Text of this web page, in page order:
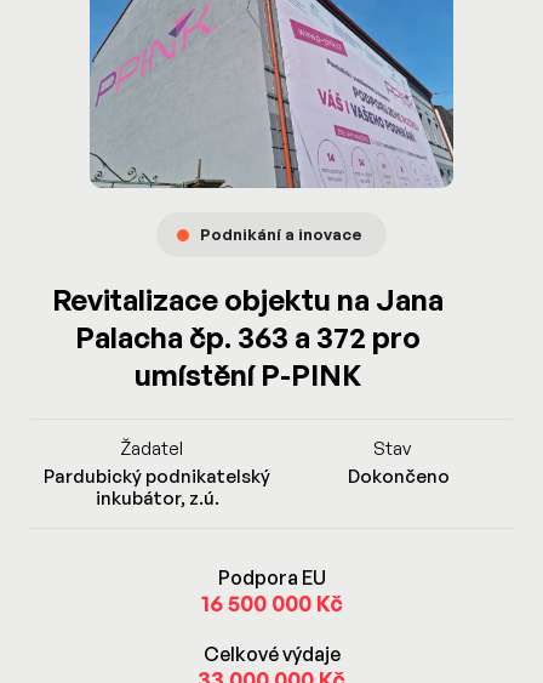
Podnikání a inovace
Revitalizace objektu na Jana
Palacha čp. 363 a 372 pro
umístění P-PINK
Žadatel
Pardubický podnikatelský
inkubátor, z.ú.
Stav
Dokončeno
Podpora EU
16 500 000 Kč
Celkové výdaje